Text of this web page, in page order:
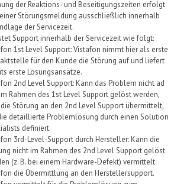
der Reaktions- und Beseitigungszeiten erfolgt
Störungsmeldung ausschließlich innerhalb
der Servicezeit.
Support innerhalb der Servicezeit wie folgt:
1st Level Support:Vistafon nimmt hier als erste
für den Kunde die Störung aufund liefert
erste Lösungsansätze.
2nd Level Support: Kann das Problem nicht ad
Rahmen des 1st Level Support gelöst werden,
Störung an den 2nd Level Support übermittelt,
detaillierte Problemlösung durch einen Solution
definiert.
3rd-Level-Support durch Hersteller: Kann die
nicht im Rahmen des 2nd Level Support gelöst
(z. B. bei einem Hardware-Defekt) vermittelt
die Übermittlung an den Herstellersupport.